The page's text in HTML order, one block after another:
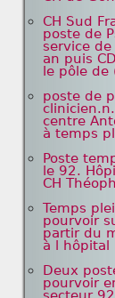
CH Sud
poste de
service de
an puis
le pôle de
poste de
centre
à temps
Poste
le 92.
CH
Temps
pourvoir
partir du
à l hôpital
Deux
pourvoir